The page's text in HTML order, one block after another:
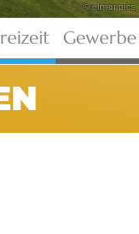
© elmar.pics
Gewerbe